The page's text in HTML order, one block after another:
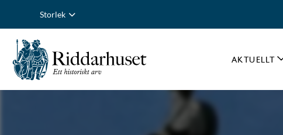
Storlek
AKTUELLT